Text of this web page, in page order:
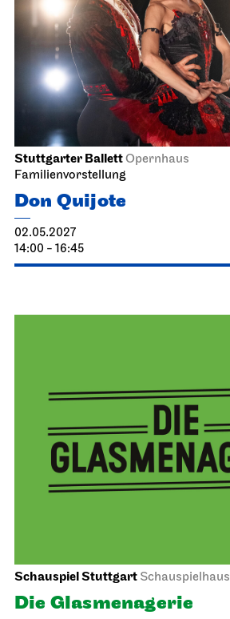
Stuttgarter BallettOpernhaus
Familienvorstellung
Don Quijote
02.05.2027
14:00 - 16:45
Schauspiel Stuttgart Schauspielhaus
Die Glas­menagerie